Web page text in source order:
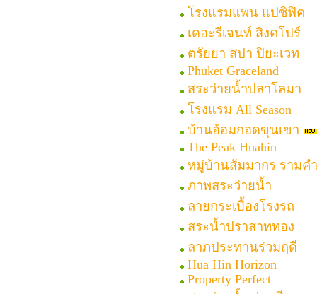
โรงแรมแพน แปซิฟิค
เดอะรีเจนท์ สิงคโปร์
ตรัยยา สปา ปิยะเวท
Phuket Graceland
สระว่ายน้ำปลาโลมา
โรงแรม All Season
บ้านอ้อมกอดขุนเขา
The Peak Huahin
หมู่บ้านสัมมากร รามค
ภาพสระว่ายน้ำ
ลายกระเบื้องโรงรถ
สระน้ำปราสาททอง
ลาภประทานร่วมฤดี
Hua Hin Horizon
Property Perfect